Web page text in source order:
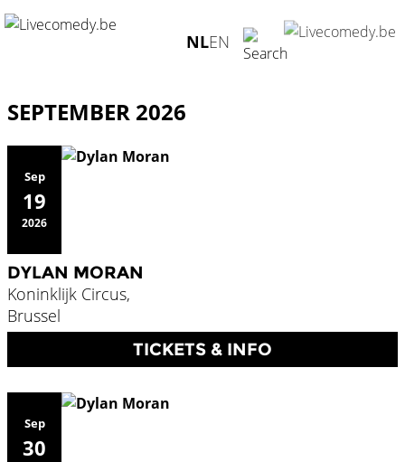
NLEN
INTERNATIONAAL
SEPTEMBER 2026
Sep
19
2026
DYLAN MORAN
Koninklijk Circus,
Brussel
TICKETS & INFO
Sep
30